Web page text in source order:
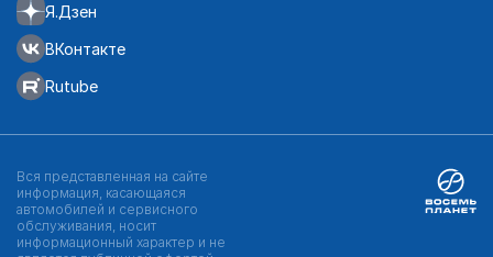
Я.Дзен
ВКонтакте
Rutube
Вся представленная на сайте
информация, касающаяся
автомобилей и сервисного
обслуживания, носит
информационный характер и не